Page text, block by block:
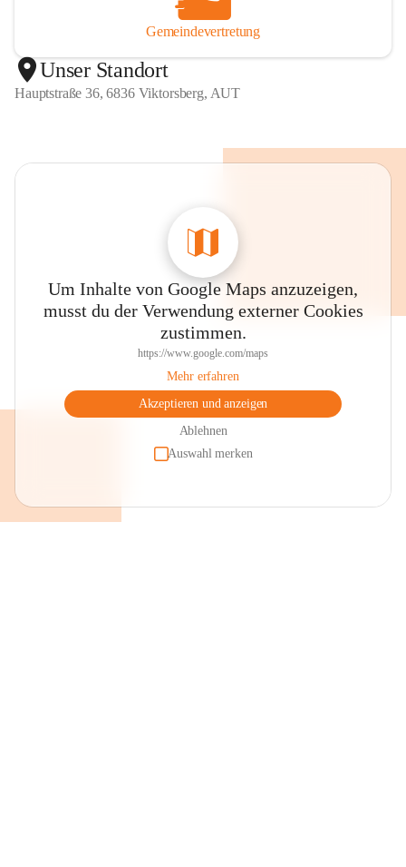
Gemeindevertretung
Unser Standort
Hauptstraße 36, 6836 Viktorsberg, AUT
Um Inhalte von Google Maps anzuzeigen,
musst du der Verwendung externer Cookies
zustimmen.
https://www.google.com/maps
Mehr erfahren
Akzeptieren und anzeigen
Ablehnen
Auswahl merken